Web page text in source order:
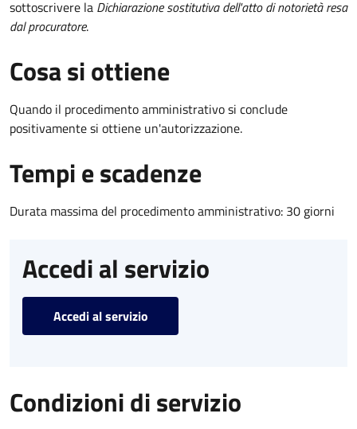
sottoscrivere la Dichiarazione sostitutiva dell'atto di notorietà resa
dal procuratore.
Cosa si ottiene
Quando il procedimento amministrativo si conclude
positivamente si ottiene un'autorizzazione.
Tempi e scadenze
Durata massima del procedimento amministrativo: 30 giorni
Accedi al servizio
Accedi al servizio
Condizioni di servizio